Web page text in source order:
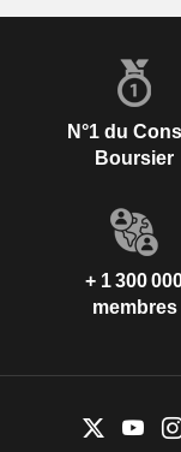
N°1 du
Boursier
+ 1 300
membres